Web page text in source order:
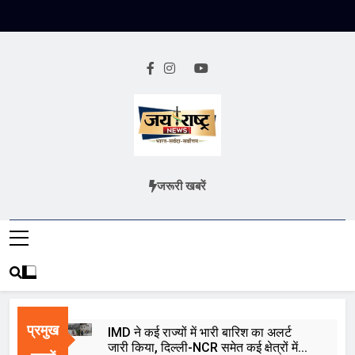
Jai Rashtra
हिंदी समाचार
जरूरी खबरें
प्रमुख
IMD ने कई राज्यों में भारी बारिश का अलर्ट
जारी किया, दिल्ली-NCR समेत कई क्षेत्रों में